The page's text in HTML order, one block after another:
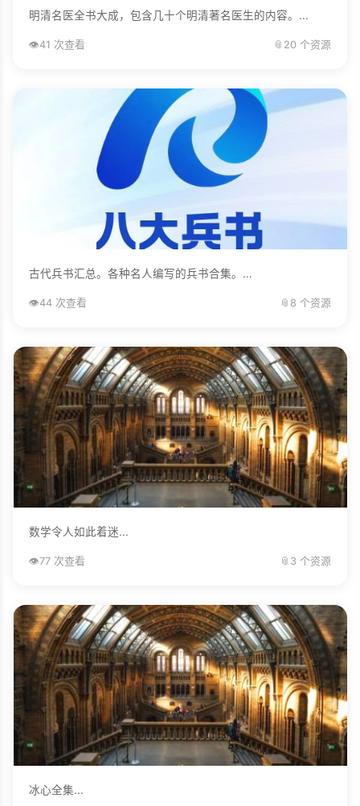
明清名医全书大成，包含几十个明清著名医生的内容。...
👁️41 次查看 📎 20 个资源
古代兵书汇总。各种名人编写的兵书合集。...
👁️44 次查看 📎 8 个资源
数学令人如此着迷...
👁️77 次查看 📎 3 个资源
冰心全集...